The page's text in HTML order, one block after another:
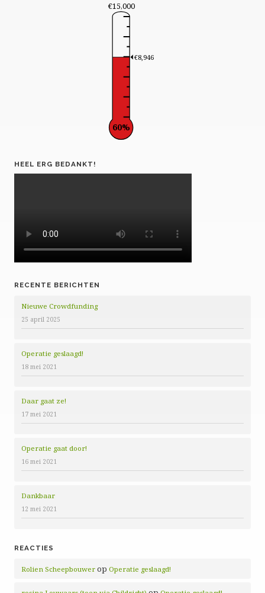
€15,000
€8,946
60%
HEEL ERG BEDANKT!
RECENTE BERICHTEN
Nieuwe Crowdfunding
25 april 2025
Operatie geslaagd!
18 mei 2021
Daar gaat ze!
17 mei 2021
Operatie gaat door!
16 mei 2021
Dankbaar
12 mei 2021
REACTIES
Rolien Scheepbouwer op Operatie geslaagd!